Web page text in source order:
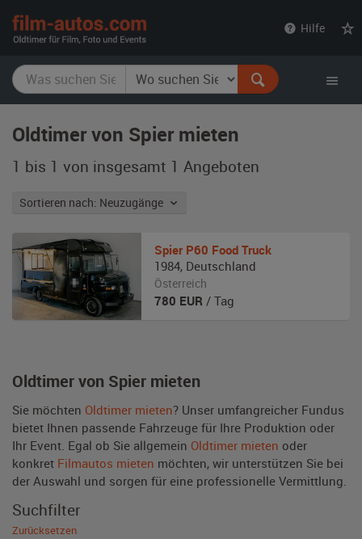
Hilfe
Oldtimer von Spier mieten
1 bis 1 von insgesamt 1 Angeboten
Sortieren nach: Neuzugänge
Oldtimer von Spier mieten
Sie möchten Oldtimer mieten? Unser umfangreicher Fundus
bietet Ihnen passende Fahrzeuge für Ihre Produktion oder
Ihr Event. Egal ob Sie allgemein Oldtimer mieten oder
konkret Filmautos mieten möchten, wir unterstützen Sie bei
der Auswahl und sorgen für eine professionelle Vermittlung.
Spier P60 Food Truck
1984, Deutschland
Österreich
780 EUR / Tag
Suchfilter
Zurücksetzen